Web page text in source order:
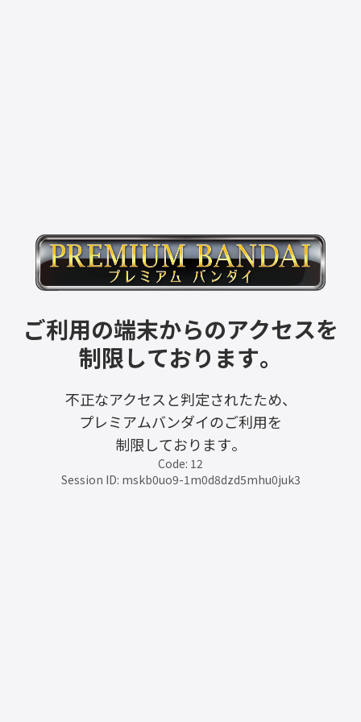
ご利用の端末からのアクセスを
制限しております。
不正なアクセスと判定されたため、
プレミアムバンダイのご利用を
制限しております。
Code: 12
Session ID: mskb0uo9-1m0d8dzd5mhu0juk3